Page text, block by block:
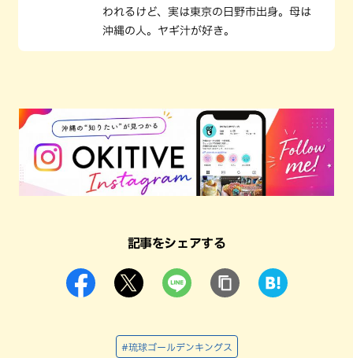
われるけど、実は東京の日野市出身。母は
沖縄の人。ヤギ汁が好き。
記事をシェアする
#琉球ゴールデンキングス